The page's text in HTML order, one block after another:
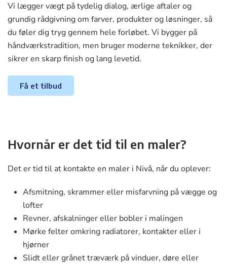
Vi lægger vægt på tydelig dialog, ærlige aftaler og
grundig rådgivning om farver, produkter og løsninger, så
du føler dig tryg gennem hele forløbet. Vi bygger på
håndværkstradition, men bruger moderne teknikker, der
sikrer en skarp finish og lang levetid.
Få et tilbud
Hvornår er det tid til en maler?
Det er tid til at kontakte en maler i Nivå, når du oplever:
Afsmitning, skrammer eller misfarvning på vægge og
lofter
Revner, afskalninger eller bobler i malingen
Mørke felter omkring radiatorer, kontakter eller i
hjørner
Slidt eller grånet træværk på vinduer, døre eller